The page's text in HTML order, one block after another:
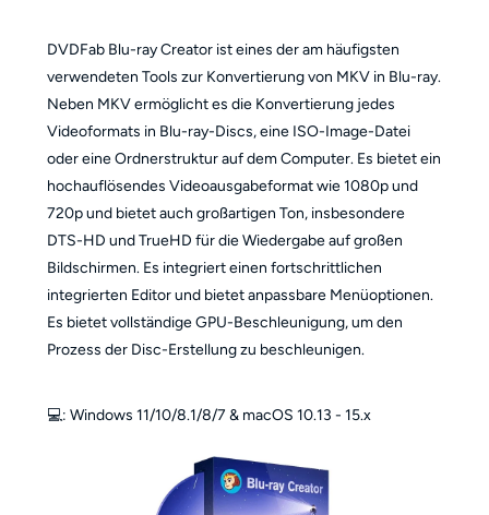
DVDFab Blu-ray Creator ist eines der am häufigsten
verwendeten Tools zur Konvertierung von MKV in Blu-ray.
Neben MKV ermöglicht es die Konvertierung jedes
Videoformats in Blu-ray-Discs, eine ISO-Image-Datei
oder eine Ordnerstruktur auf dem Computer. Es bietet ein
hochauflösendes Videoausgabeformat wie 1080p und
720p und bietet auch großartigen Ton, insbesondere
DTS-HD und TrueHD für die Wiedergabe auf großen
Bildschirmen. Es integriert einen fortschrittlichen
integrierten Editor und bietet anpassbare Menüoptionen.
Es bietet vollständige GPU-Beschleunigung, um den
Prozess der Disc-Erstellung zu beschleunigen.
💻️: Windows 11/10/8.1/8/7 & macOS 10.13 - 15.x